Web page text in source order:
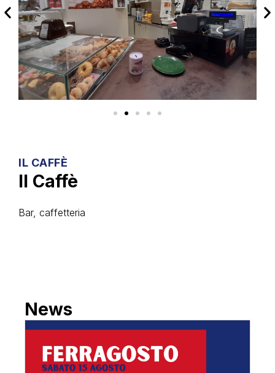
IL CAFFÈ
Il Caffè
Bar, caffetteria
News